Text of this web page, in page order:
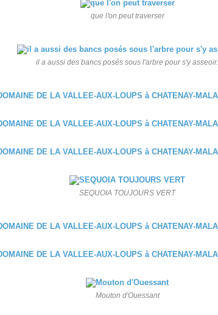
que l'on peut traverser
il a aussi des bancs posés sous l'arbre pour s'y asseoir.
SEQUOIA TOUJOURS VERT
Mouton d'Ouessant